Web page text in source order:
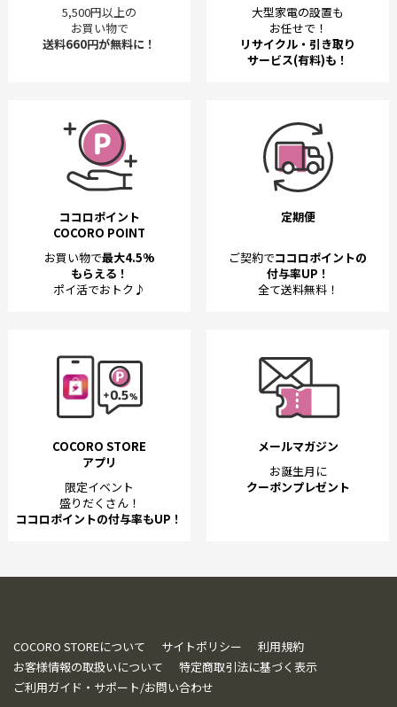
5,500円以上の
お買い物で
送料660円が無料に！
大型家電の設置も
お任せで！
リサイクル・引き取り
サービス(有料)も！
ココロポイント
COCORO POINT
お買い物で最大4.5%
もらえる！
ポイ活でおトク♪
定期便
ご契約でココロポイントの
付与率UP！
全て送料無料！
COCORO STORE
アプリ
限定イベント
盛りだくさん！
ココロポイントの付与率もUP！
メールマガジン
お誕生月に
クーポンプレゼント
COCORO STOREについて サイトポリシー
利用規約
お客様情報の取扱いについて
特定商取引法に基づく表示
ご利用ガイド・サポート/お問い合わせ